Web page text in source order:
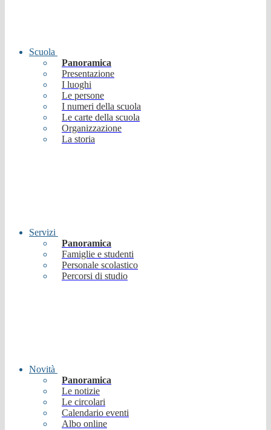
Scuola
Panoramica
Presentazione
I luoghi
Le persone
I numeri della scuola
Le carte della scuola
Organizzazione
La storia
Servizi
Panoramica
Famiglie e studenti
Personale scolastico
Percorsi di studio
Novità
Panoramica
Le notizie
Le circolari
Calendario eventi
Albo online